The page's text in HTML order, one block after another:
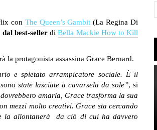
con The Queen’s Gambit (La Regina Di
best-seller diBella Mackie How to Kill
la protagonista assassina Grace Bernard.
e spietato arrampicatore sociale. È il
state lasciate a cavarsela da sole”, si
amarla, Grace trasforma la sua
mezzi molto creativi. Grace sta cercando
la allontanerà da ciò di cui ha davvero